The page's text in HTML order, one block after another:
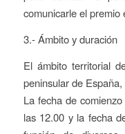
comunicarle el premio
3.- Ámbito y duración
El ámbito territorial
peninsular de
La fecha de
las 12.00 y la fecha